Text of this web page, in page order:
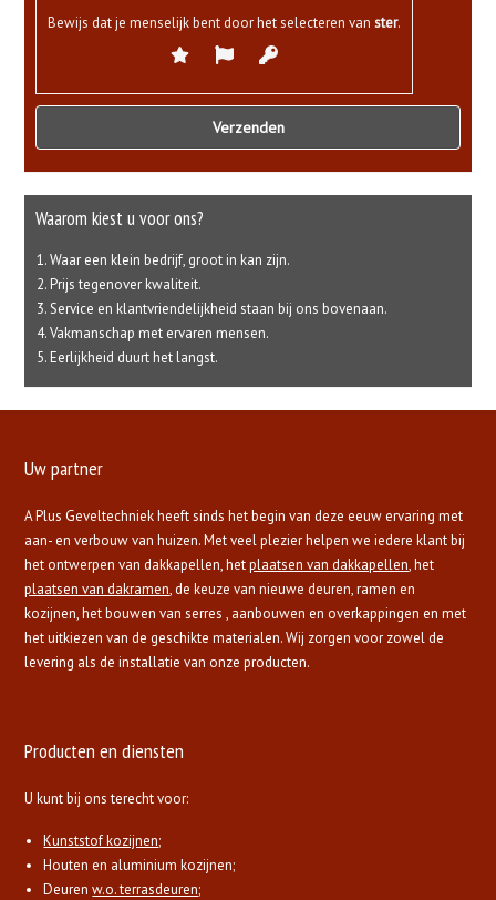
Bewijs dat je menselijk bent door het selecteren van ster.
Waarom kiest u voor ons?
Waar een klein bedrijf, groot in kan zijn.
Prijs tegenover kwaliteit.
Service en klantvriendelijkheid staan bij ons bovenaan.
Vakmanschap met ervaren mensen.
Eerlijkheid duurt het langst.
Uw partner
A Plus Geveltechniek heeft sinds het begin van deze eeuw ervaring met
aan- en verbouw van huizen. Met veel plezier helpen we iedere klant bij
het ontwerpen van dakkapellen, hetplaatsen van dakkapellen, het
plaatsen van dakramen, de keuze van nieuwe deuren, ramen en
kozijnen, het bouwen van serres , aanbouwen en overkappingen en met
het uitkiezen van de geschikte materialen. Wij zorgen voor zowel de
levering als de installatie van onze producten.
Producten en diensten
U kunt bij ons terecht voor:
Kunststof kozijnen;
Houten en aluminium kozijnen;
Deurenw.o. terrasdeuren;